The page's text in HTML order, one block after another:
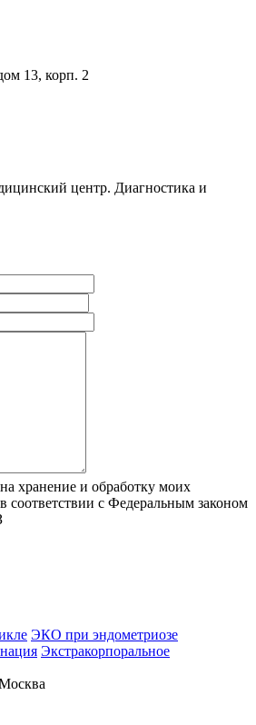
13, корп. 2
центр. Диагностика и
хранение и обработку моих
соответствии с Федеральным законом
ЭКО при эндометриозе
Экстракорпоральное